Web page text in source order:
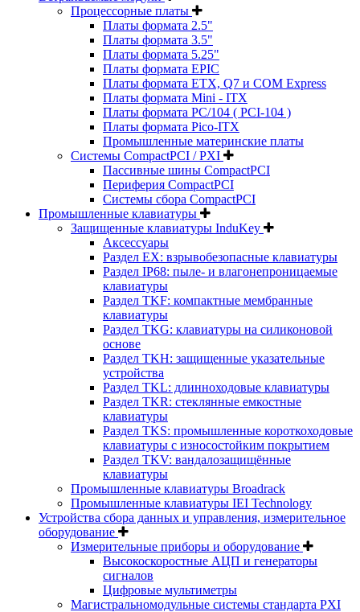
Процессорные платы
Платы формата 2.5"
Платы формата 3.5"
Платы формата 5.25"
Платы формата EPIC
Платы формата ETX, Q7 и COM Express
Платы формата Mini - ITX
Платы формата PC/104 ( PCI-104 )
Платы формата Pico-ITX
Промышленные материнские платы
Системы CompactPCI / PXI
Пассивные шины CompactPCI
Периферия CompactPCI
Системы сбора CompactPCI
Промышленные клавиатуры
Защищенные клавиатуры InduKey
Аксессуары
Раздел EX: взрывобезопасные клавиатуры
Раздел IP68: пыле- и влагонепроницаемые
клавиатуры
Раздел TKF: компактные мембранные
клавиатуры
Раздел TKG: клавиатуры на силиконовой
основе
Раздел TKH: защищенные указательные
устройства
Раздел TKL: длинноходовые клавиатуры
Раздел TKR: стеклянные емкостные
клавиатуры
Раздел TKS: промышленные короткоходовые
клавиатуры с износостойким покрытием
Раздел TKV: вандалозащищённые
клавиатуры
Промышленные клавиатуры Broadrack
Промышленные клавиатуры IEI Technology
Устройства сбора данных и управления, измерительное
оборудование
Измерительные приборы и оборудование
Высокоскоростные АЦП и генераторы
сигналов
Цифровые мультиметры
Магистральномодульные системы стандарта PXI